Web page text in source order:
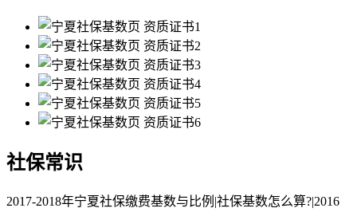
社保常识
2017-2018年宁夏社保缴费基数与比例|社保基数怎么算?|2016